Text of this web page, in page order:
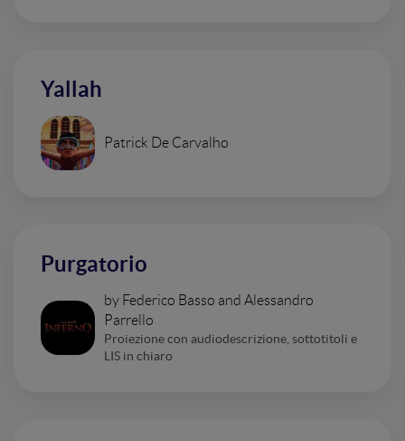
Yallah
Patrick De Carvalho
Purgatorio
by Federico Basso and Alessandro
Parrello
Proiezione con audiodescrizione, sottotitoli e
LIS in chiaro